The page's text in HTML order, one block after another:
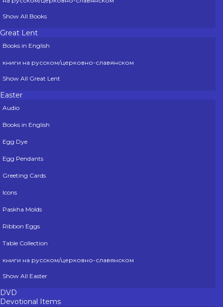
Show All Books
Great Lent
Books in English
книги на русском/церковно-славянском
Show All Great Lent
Easter
Audio
Books in English
Egg Dye
Egg Pendants
Greeting Cards
Icons
Paskha Molds
Ribbon Eggs
Table Collection
книги на русском/церковно-славянском
Show All Easter
DVD
Devotional Items